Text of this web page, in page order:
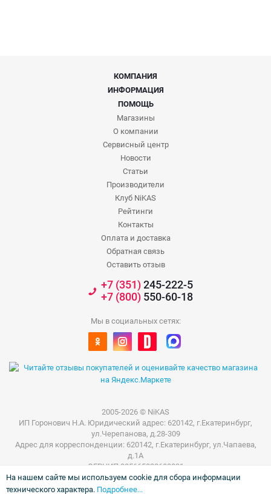
КОМПАНИЯ
ИНФОРМАЦИЯ
ПОМОЩЬ
Магазины
О компании
Сервисный центр
Новости
Статьи
Производители
Клуб NiKAS
Рейтинги
Контакты
Оплата и доставка
Обратная связь
Оставить отзыв
+7 (351)245-222-5
+7 (800)550-60-18
Мы в социальных сетях:
2005-2026 © NiKAS
ИП Горонович Н.А. Юридический адрес: 620142, г.Екатеринбург,
ул.Черепанова, д.28-309
Адрес для корреспонденции: 620142, г.Екатеринбург, ул.Чапаева,
д.1А
ОГРНИП 305665832600031
ИНН 665801802803
На нашем сайте мы используем cookie для сбора информации
технического характера. Подробнее...